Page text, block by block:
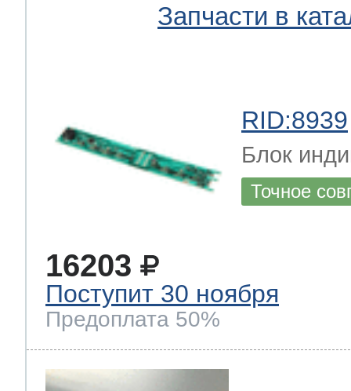
Запчасти в
RID:8939
Блок
Точное
16203
Поступит 30 ноября
Предоплата 50%